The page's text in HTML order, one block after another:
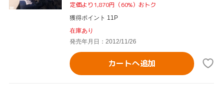
定価より1,870円（60%）おトク
獲得ポイント 11P
在庫あり
発売年月日：2012/11/26
カートへ追加